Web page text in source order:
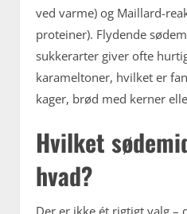
ved varme) og Maillard-
proteiner). Flydende
sukkerarter giver ofte
karameltoner, hvilket er
kager, brød med kerner
Hvilket
hvad?
Der er ikke ét rigtigt valg –